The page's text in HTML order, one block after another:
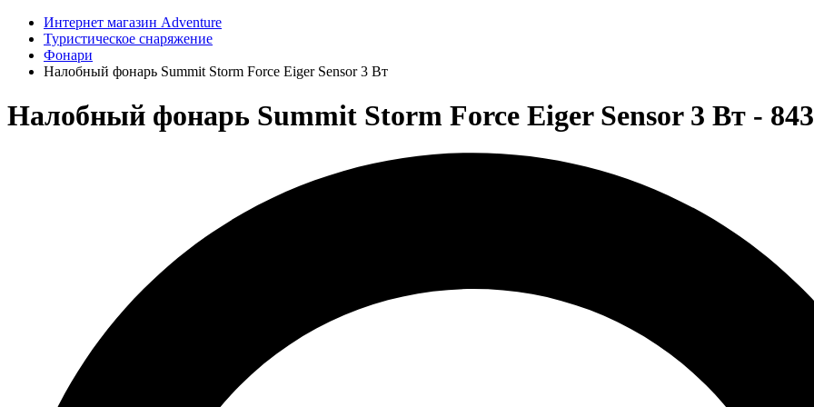
Интернет магазин Adventure
Туристическое снаряжение
Фонари
Налобный фонарь Summit Storm Force Eiger Sensor 3 Вт
Налобный фонарь Summit Storm Force Eiger Sensor 3 Вт -